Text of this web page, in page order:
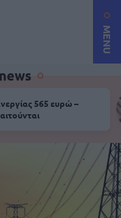
MENU
565 ευρώ –